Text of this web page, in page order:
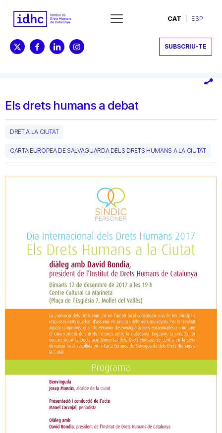
CAT ESP
SUBSCRIU-TE
Els drets humans a debat
DRET A LA CIUTAT
CARTA EUROPEA DE SALVAGUARDA DELS DRETS HUMANS A LA CIUTAT